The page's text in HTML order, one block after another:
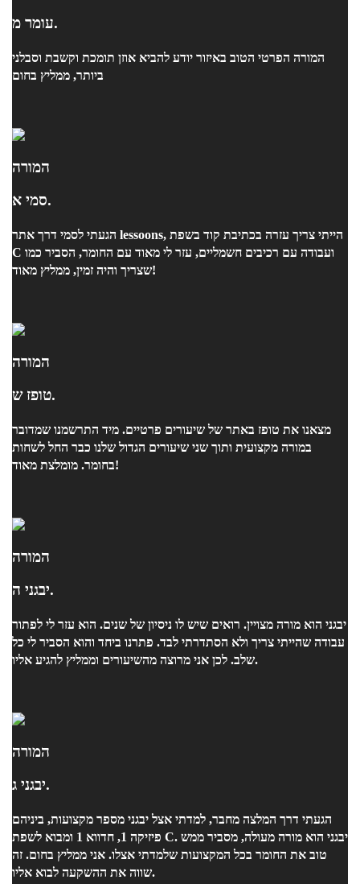
עומר מ.
המורה הפרטי הטוב באיזור יודע להביא אוזן תומכת וקשבת וסבלני
ביותר, ממליץ בחום
המורה
סמי א.
הגעתי לסמי דרך אתר lessoons, הייתי צריך עזרה בכתיבת קוד בשפת
C ועבודה עם רכיבים חשמליים, עזר לי מאוד עם החומר, הסביר כמו
שצריך והיה זמין, ממליץ מאוד!
המורה
טופז ש.
מצאנו את טופז באתר של שיעורים פרטיים. מיד התרשמנו שמדובר
במורה מקצועית ותוך שני שיעורים הגדול שלנו כבר החל לשחות
בחומר. מומלצת מאוד!
המורה
יבגני ה.
יבגני הוא מורה מצויין. רואים שיש לו ניסיון של שנים. הוא עזר לי לפתור
עבודה שהייתי צריך ולא הסתדרתי לבד. פתרנו ביחד והוא הסביר לי כל
שלב. לכן אני מרוצה מהשיעורים וממליץ להגיע אליו.
המורה
יבגני ג.
הגעתי דרך המלצה מחבר, למדתי אצל יבגני מספר מקצועות, ביניהם
פיזיקה 1, חדווא 1 ומבוא לשפת C. יבגני הוא מורה מעולה, מסביר ממש
טוב את החומר בכל המקצועות שלמדתי אצלו. אני ממליץ בחום. זה
שווה את ההשקעה לבוא אליו.